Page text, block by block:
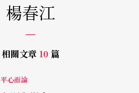
楊春江
相關文章 10 篇
平心而論